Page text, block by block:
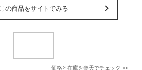
この商品をサイトでみる
価格と在庫を楽天でチェック >>